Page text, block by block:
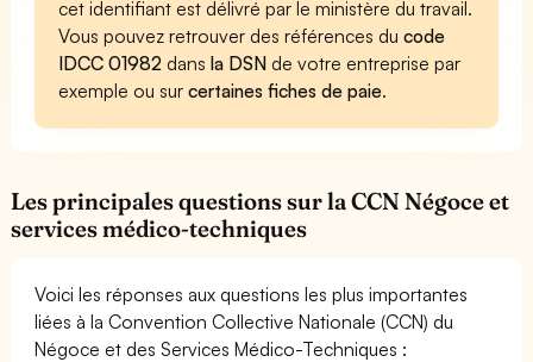
cet identifiant est délivré par le ministère du travail.
Vous pouvez retrouver des références ducode
IDCC 01982 dansla DSN de votre entreprise par
exemple ou surcertaines fiches de paie.
Les principales questions sur la CCN Négoce et
services médico-techniques
Voici les réponses aux questions les plus importantes
liées à la Convention Collective Nationale (CCN) du
Négoce et des Services Médico-Techniques :